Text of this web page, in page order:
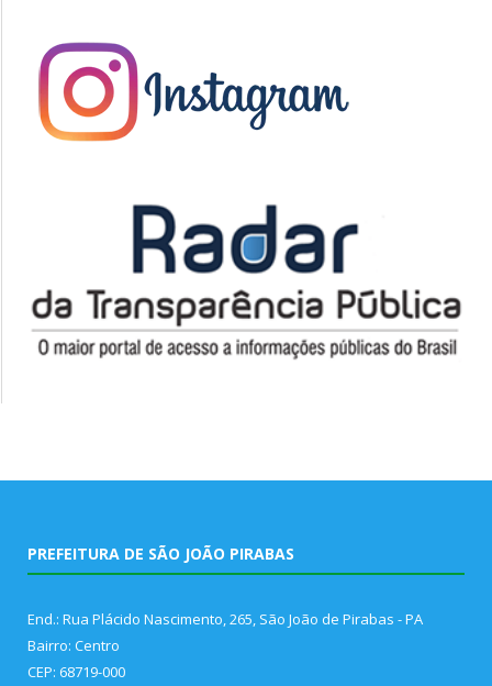
PREFEITURA DE SÃO JOÃO PIRABAS
End.: Rua Plácido Nascimento, 265, São João de Pirabas - PA
Bairro: Centro
CEP: 68719-000